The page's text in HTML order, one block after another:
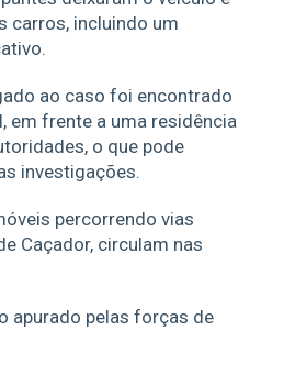
carros, incluindo um
ao caso foi encontrado
em frente a uma residência
o que pode
investigações.
percorrendo vias
Caçador, circulam nas
apurado pelas forças de